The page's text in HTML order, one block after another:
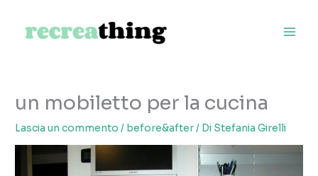
un mobiletto per la cucina
Lascia un commento / before&after/ Di Stefania Girelli